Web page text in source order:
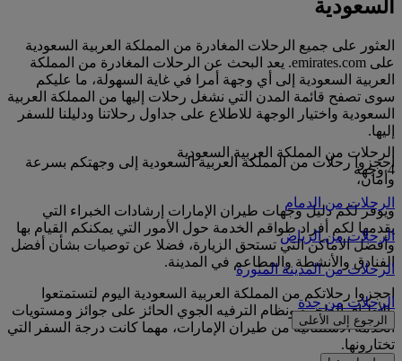
السعودية
العثور على جميع الرحلات المغادرة من المملكة العربية السعودية
على emirates.com. يعد البحث عن الرحلات المغادرة من المملكة
العربية السعودية إلى أي وجهة أمرا في غاية السهولة، ما عليكم
سوى تصفح قائمة المدن التي نشغل رحلات إليها من المملكة العربية
السعودية واختيار الوجهة للاطلاع على جداول رحلاتنا ودليلنا للسفر
إليها.
احجزوا رحلات من المملكة العربية السعودية إلى وجهتكم بسرعة
وأمان،
ويوفر لكم دليل وجهات طيران الإمارات إرشادات الخبراء التي
يقدمها لكم أفراد طواقم الخدمة حول الأمور التي يمكنكم القيام بها
وأفضل الأماكن التي تستحق الزيارة، فضلا عن توصيات بشأن أفضل
الفنادق والأنشطة والمطاعم في المدينة.
احجزوا رحلاتكم من المملكة العربية السعودية اليوم لتستمتعوا
بالأطباق الفاخرة ونظام الترفيه الجوي الحائز على جوائز ومستويات
الخدمة الاستثنائية من طيران الإمارات، مهما كانت درجة السفر التي
تختارونها.
الرحلات من المملكة العربية السعودية
4 وجهة
الرحلات من الدمام
الرحلات من الرياض
الرحلات من المدينة المنورة
الرحلات من جدة
الرجوع إلى الأعلى